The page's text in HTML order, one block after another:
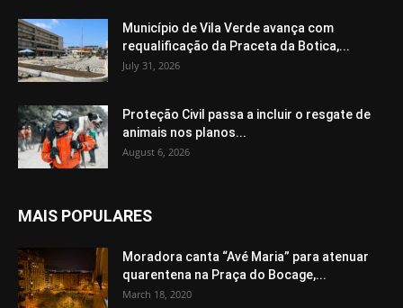
Município de Vila Verde avança com
requalificação da Praceta da Botica,...
July 31, 2026
Proteção Civil passa a incluir o resgate de
animais nos planos...
August 6, 2026
MAIS POPULARES
Moradora canta “Avé Maria” para atenuar
quarentena na Praça do Bocage,...
March 18, 2020